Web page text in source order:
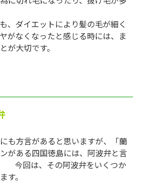
、ダイエットにより髪の毛が細く
がなくなったと感じる時には、ま
が大切です。
も方言があると思いますが、「蘭
がある四国徳島には、阿波弁と言
今回は、その阿波弁をいくつか
す。